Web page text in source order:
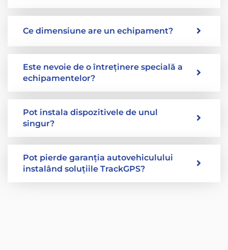
Ce dimensiune are un echipament?
Este nevoie de o întreținere specială a
echipamentelor?
Pot instala dispozitivele de unul
singur?
Pot pierde garanția autovehiculului
instalând soluțiile TrackGPS?